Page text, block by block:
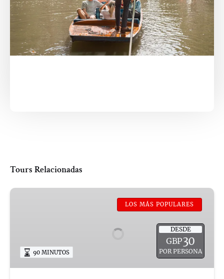
Tours Relacionadas
Recorrido
Universidad
de
LOS MÁS POPULARES
DESDE
GBP30
POR PERSONA
90 MINUTOS